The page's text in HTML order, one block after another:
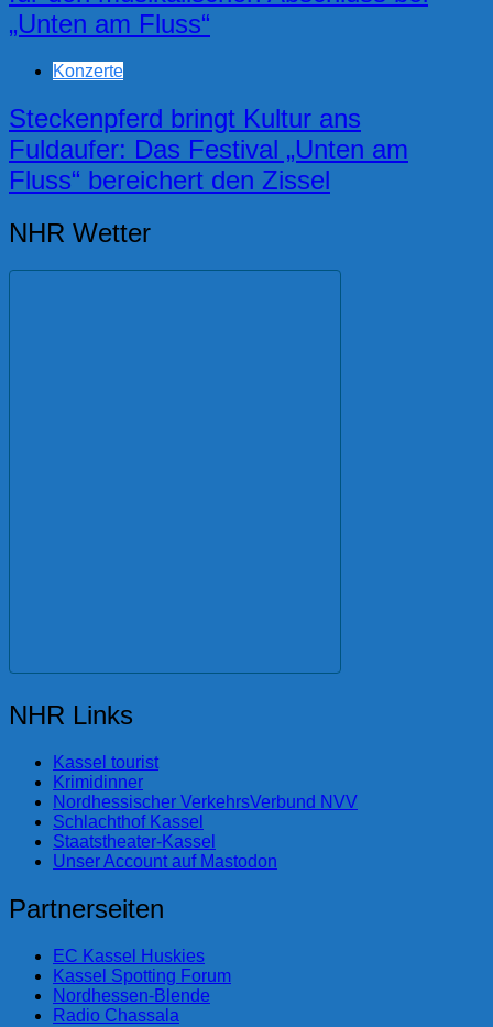
„Unten am Fluss“
Konzerte
Steckenpferd bringt Kultur ans
Fuldaufer: Das Festival „Unten am
Fluss“ bereichert den Zissel
NHR Wetter
NHR Links
Kassel tourist
Krimidinner
Nordhessischer VerkehrsVerbund NVV
Schlachthof Kassel
Staatstheater-Kassel
Unser Account auf Mastodon
Partnerseiten
EC Kassel Huskies
Kassel Spotting Forum
Nordhessen-Blende
Radio Chassala